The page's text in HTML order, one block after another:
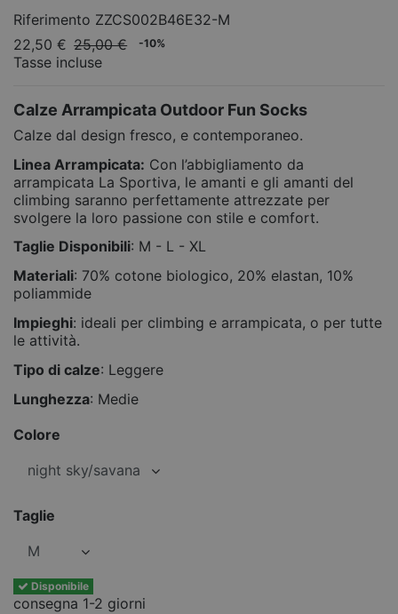
Riferimento ZZCS002B46E32-M
22,50 € 25,00 € -10%
Tasse incluse
Calze Arrampicata Outdoor Fun Socks
Calze dal design fresco, e contemporaneo.
Linea Arrampicata: Con l’abbigliamento da
arrampicata La Sportiva, le amanti e gli amanti del
climbing saranno perfettamente attrezzate per
svolgere la loro passione con stile e comfort.
Taglie Disponibili: M - L - XL
Materiali: 70% cotone biologico, 20% elastan, 10%
poliammide
Impieghi: ideali per climbing e arrampicata, o per tutte
le attività.
Tipo di calze: Leggere
Lunghezza: Medie
Colore
Taglie
Disponibile
consegna 1-2 giorni